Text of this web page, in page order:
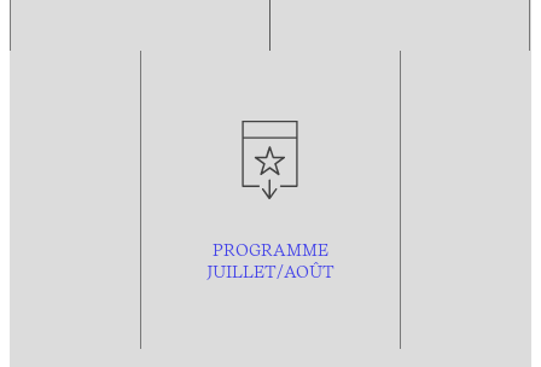
PROGRAMME
JUILLET/AOÛT